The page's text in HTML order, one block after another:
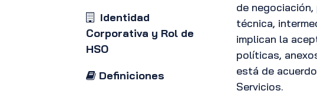
Identidad
Corporativa y Rol de
HSO
Definiciones
de
técnica,
implican la
políticas,
está de
Servicios.